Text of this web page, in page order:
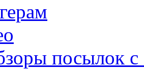
посылок с